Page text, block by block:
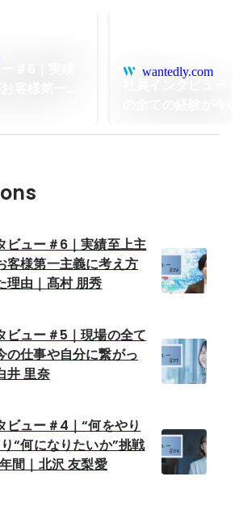
wantedly.com
ビュー＃6｜実績至上主
客様第一主義に考え方
理由｜髙村 朋秀
ビュー＃5｜現場の全て
の仕事や自分に繋がっ
井 里奈
ビュー＃4｜“何をやり
“何になりたいか”挑戦
間｜北沢 友梨愛